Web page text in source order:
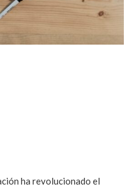
ha revolucionado el